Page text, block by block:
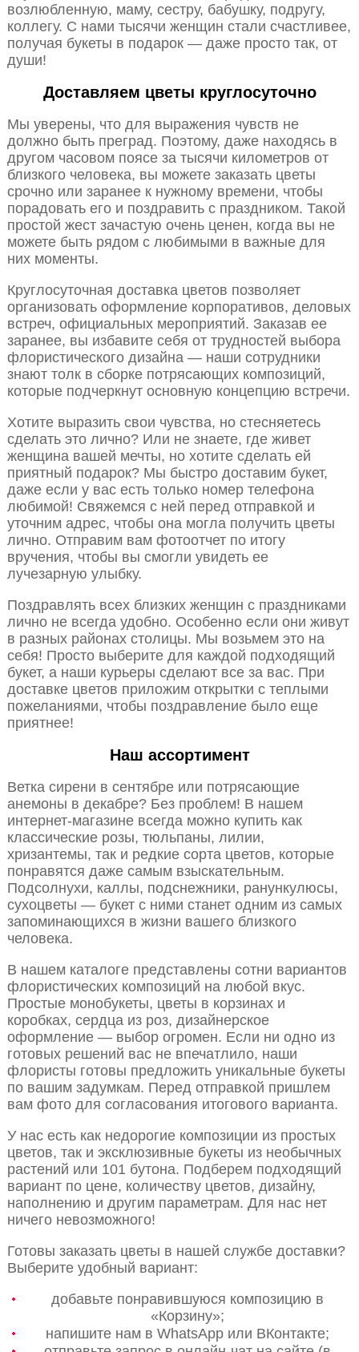
возлюбленную, маму, сестру, бабушку, подругу,
коллегу. С нами тысячи женщин стали счастливее,
получая букеты в подарок — даже просто так, от
души!
Доставляем цветы круглосуточно
Мы уверены, что для выражения чувств не
должно быть преград. Поэтому, даже находясь в
другом часовом поясе за тысячи километров от
близкого человека, вы можете заказать цветы
срочно или заранее к нужному времени, чтобы
порадовать его и поздравить с праздником. Такой
простой жест зачастую очень ценен, когда вы не
можете быть рядом с любимыми в важные для
них моменты.
Круглосуточная доставка цветов позволяет
организовать оформление корпоративов, деловых
встреч, официальных мероприятий. Заказав ее
заранее, вы избавите себя от трудностей выбора
флористического дизайна — наши сотрудники
знают толк в сборке потрясающих композиций,
которые подчеркнут основную концепцию встречи.
Хотите выразить свои чувства, но стесняетесь
сделать это лично? Или не знаете, где живет
женщина вашей мечты, но хотите сделать ей
приятный подарок? Мы быстро доставим букет,
даже если у вас есть только номер телефона
любимой! Свяжемся с ней перед отправкой и
уточним адрес, чтобы она могла получить цветы
лично. Отправим вам фотоотчет по итогу
вручения, чтобы вы смогли увидеть ее
лучезарную улыбку.
Поздравлять всех близких женщин с праздниками
лично не всегда удобно. Особенно если они живут
в разных районах столицы. Мы возьмем это на
себя! Просто выберите для каждой подходящий
букет, а наши курьеры сделают все за вас. При
доставке цветов приложим открытки с теплыми
пожеланиями, чтобы поздравление было еще
приятнее!
Наш ассортимент
Ветка сирени в сентябре или потрясающие
анемоны в декабре? Без проблем! В нашем
интернет-магазине всегда можно купить как
классические розы, тюльпаны, лилии,
хризантемы, так и редкие сорта цветов, которые
понравятся даже самым взыскательным.
Подсолнухи, каллы, подснежники, ранункулюсы,
сухоцветы — букет с ними станет одним из самых
запоминающихся в жизни вашего близкого
человека.
В нашем каталоге представлены сотни вариантов
флористических композиций на любой вкус.
Простые монобукеты, цветы в корзинах и
коробках, сердца из роз, дизайнерское
оформление — выбор огромен. Если ни одно из
готовых решений вас не впечатлило, наши
флористы готовы предложить уникальные букеты
по вашим задумкам. Перед отправкой пришлем
вам фото для согласования итогового варианта.
У нас есть как недорогие композиции из простых
цветов, так и эксклюзивные букеты из необычных
растений или 101 бутона. Подберем подходящий
вариант по цене, количеству цветов, дизайну,
наполнению и другим параметрам. Для нас нет
ничего невозможного!
Готовы заказать цветы в нашей службе доставки?
Выберите удобный вариант:
добавьте понравившуюся композицию в
«Корзину»;
напишите нам в WhatsApp или ВКонтакте;